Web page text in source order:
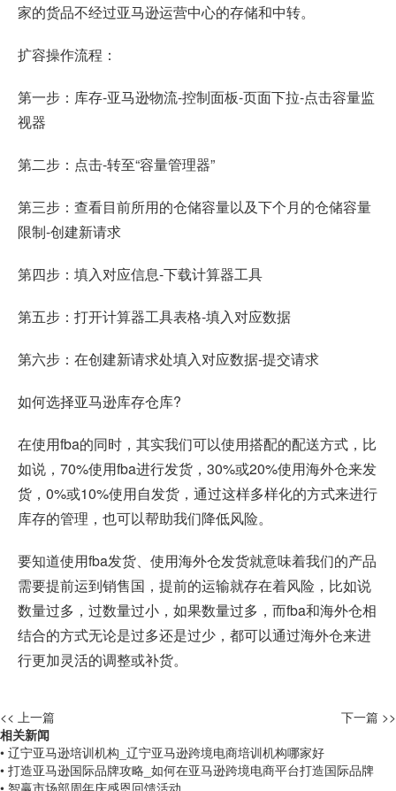
家的货品不经过亚马逊运营中心的存储和中转。
扩容操作流程：
第一步：库存-亚马逊物流-控制面板-页面下拉-点击容量监
视器
第二步：点击-转至“容量管理器”
第三步：查看目前所用的仓储容量以及下个月的仓储容量
限制-创建新请求
第四步：填入对应信息-下载计算器工具
第五步：打开计算器工具表格-填入对应数据
第六步：在创建新请求处填入对应数据-提交请求
如何选择亚马逊库存仓库?
在使用fba的同时，其实我们可以使用搭配的配送方式，比
如说，70%使用fba进行发货，30%或20%使用海外仓来发
货，0%或10%使用自发货，通过这样多样化的方式来进行
库存的管理，也可以帮助我们降低风险。
要知道使用fba发货、使用海外仓发货就意味着我们的产品
需要提前运到销售国，提前的运输就存在着风险，比如说
数量过多，过数量过小，如果数量过多，而fba和海外仓相
结合的方式无论是过多还是过少，都可以通过海外仓来进
行更加灵活的调整或补货。
<< 上一篇
下一篇 >>
相关新闻
• 辽宁亚马逊培训机构_辽宁亚马逊跨境电商培训机构哪家好
• 打造亚马逊国际品牌攻略_如何在亚马逊跨境电商平台打造国际品牌
• 智赢市场部周年庆感恩回馈活动